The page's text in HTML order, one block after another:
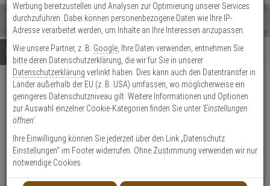
Shop
durchsuchen
Bitte
geben
Sie
mindestens
Zeichen
ein,
um
Suche
Es
wurde
noch
Kategorien
Suche
gestartet
Details Beratung
Satel TR-40 VA Transformator
230V/18V AC, 40VA
Produktmerkmale
Datenblatt drucken
Werbung bereitzustellen und Analysen zur Optimierung unserer Services
durchzuführen. Dabei können personenbezogene Daten wie Ihre IP-
Adresse verarbeitet werden, um Inhalte an Ihre Interessen anzupassen.
Wie unsere Partner, z. B. Google , Ihre Daten verwenden, entnehmen Sie
bitte deren Datenschutzerklärung, die wir für Sie in unserer
Datenschutzerklärung verlinkt haben. Dies kann auch den Datentransfer in
Länder außerhalb der EU (z. B. USA) umfassen, wo möglicherweise ein
geringeres Datenschutzniveau gilt. Weitere Informationen und Optionen
zur Auswahl einzelner Cookie-Kategorien finden Sie unter 'Einstellungen
öffnen'.
Ihre Einwilligung können Sie jederzeit über den Link „Datenschutz
Einstellungen“ im Footer widerrufen. Ohne Zustimmung verwenden wir nur
notwendige Cookies.